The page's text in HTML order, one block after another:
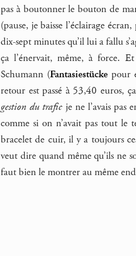
pas à boutonner le bouton de
(pause, je baisse l’éclairage
dix-sept minutes qu’il lui a fallu
ça l’énervait, même, à force.
Schumann (Fantasiestückepour
retour est passé à 53,40 euros,
gestion du traficje ne l’avais pas
comme si on n’avait pas tout le
bracelet de cuir, il y a toujours
veut dire quand même qu’ils ne
faut bien le montrer au même